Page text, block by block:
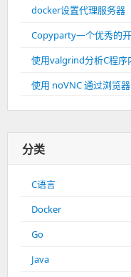
docker设置代理服务器
Copyparty一个优秀的
使用valgrind分析C程序
使用 noVNC 通过浏览
分类
C语言
Docker
Go
Java